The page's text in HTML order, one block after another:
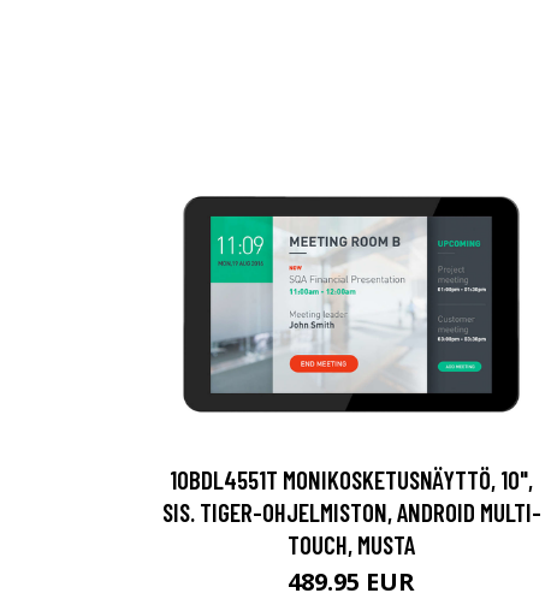
10BDL4551T MONIKOSKETUSNÄYTTÖ, 10",
SIS. TIGER-OHJELMISTON, ANDROID MULTI-
TOUCH, MUSTA
489.95 EUR